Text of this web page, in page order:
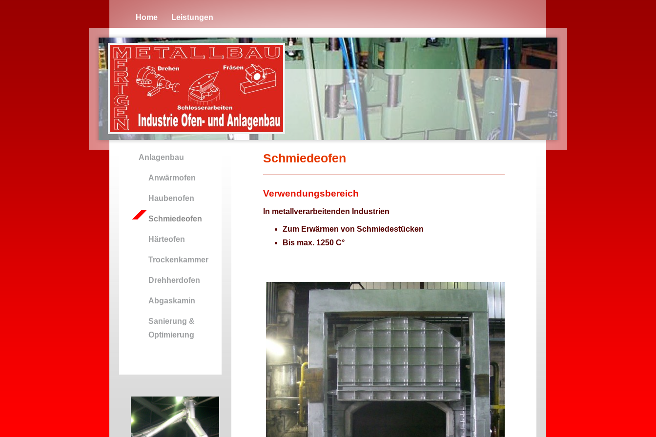
Home Leistungen
Anlagenbau
Anwärmofen
Haubenofen
Schmiedeofen
Härteofen
Trockenkammer
Drehherdofen
Abgaskamin
Sanierung &
Optimierung
Schmiedeofen
Verwendungsbereich
In metallverarbeitenden Industrien
Zum Erwärmen von Schmiedestücken
Bis max. 1250 C°